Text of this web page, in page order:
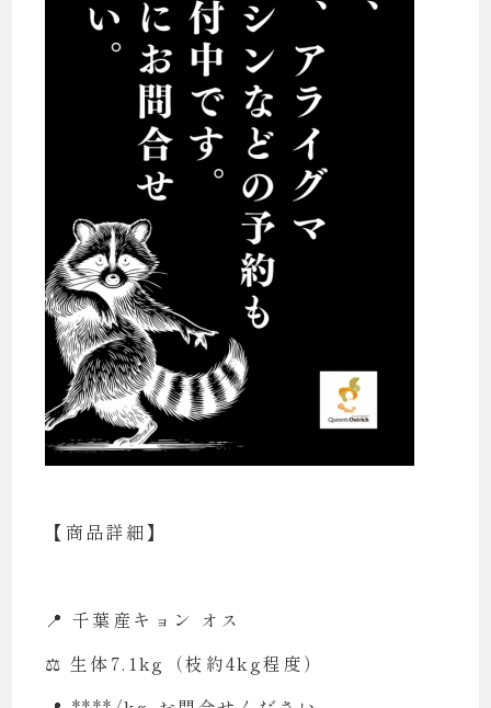
【商品詳細】
📍 千葉産キョン オス
⚖️ 生体7.1kg（枝約4kg程度）